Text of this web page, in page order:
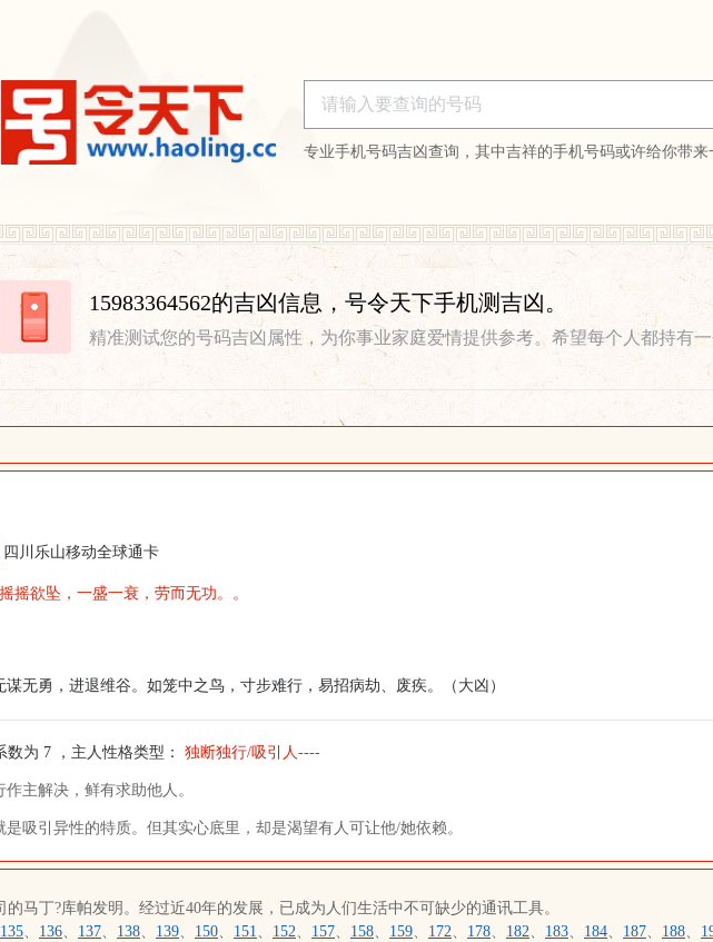
专业手机号码吉凶查询，其中吉祥的手机号码或许给你带来
15983364562的吉凶信息，号令天下手机测吉凶。
精准测试您的号码吉凶属性，为你事业家庭爱情提供参考。希望每个人都持有一
四川乐山移动全球通卡
摇欲坠，一盛一衰，劳而无功。。
无勇，进退维谷。如笼中之鸟，寸步难行，易招病劫、废疾。（大凶）
数为 7 ，主人性格类型： 独断独行/吸引人----
主解决，鲜有求助他人。
吸引异性的特质。但其实心底里，却是渴望有人可让他/她依赖。
马丁?库帕发明。经过近40年的发展，已成为人们生活中不可缺少的通讯工具。
135、 136、 137、 138、 139、 150、 151、 152、 157、 158、 159、 172、 178、 182、 183、 184、 187、 188、